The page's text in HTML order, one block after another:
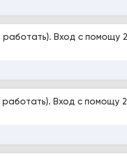
Вход с помощу
Вход с помощу